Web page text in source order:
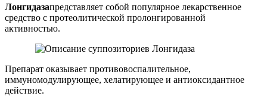
Лонгидазапредставляет собой популярное лекарственное
средство с протеолитической пролонгированной
активностью.
Препарат оказывает противовоспалительное,
иммуномодулирующее, хелатирующее и антиоксидантное
действие.